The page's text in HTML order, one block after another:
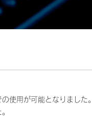
使用が可能となりました。